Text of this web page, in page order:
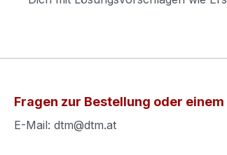
Fragen zur Bestellung oder
E-Mail: dtm@dtm.at